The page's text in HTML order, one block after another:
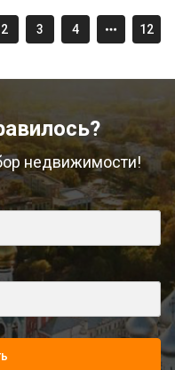
2 3 4 12
недвижимости!